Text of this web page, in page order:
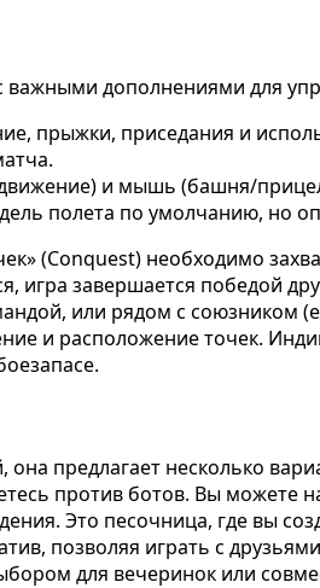
важными дополнениями для
прыжки, приседания и
и мышь (башня/
полета по умолчанию, но
(Conquest) необходимо
игра завершается победой
или рядом с союзником
и расположение точек.
предлагает несколько
против ботов. Вы можете
Это песочница, где вы
позволяя играть с
для вечеринок или